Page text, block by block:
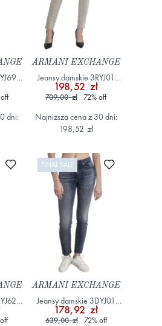
dni:
ARMANI EXCHANGE
Jeansy damskie 3RYJ01
Y1NGZ Szary/Srebrny
198,52 zł
709,00 zł 72%off
Najniższa cena z 30 dni:
198,52 zł
Dodaj do ulubionych
off
FINAL SALE Dodaj do
ARMANI EXCHANGE
Jeansy damskie 3DYJ01
Y16LZ Niebieski
178,92 zł
639,00 zł 72%off